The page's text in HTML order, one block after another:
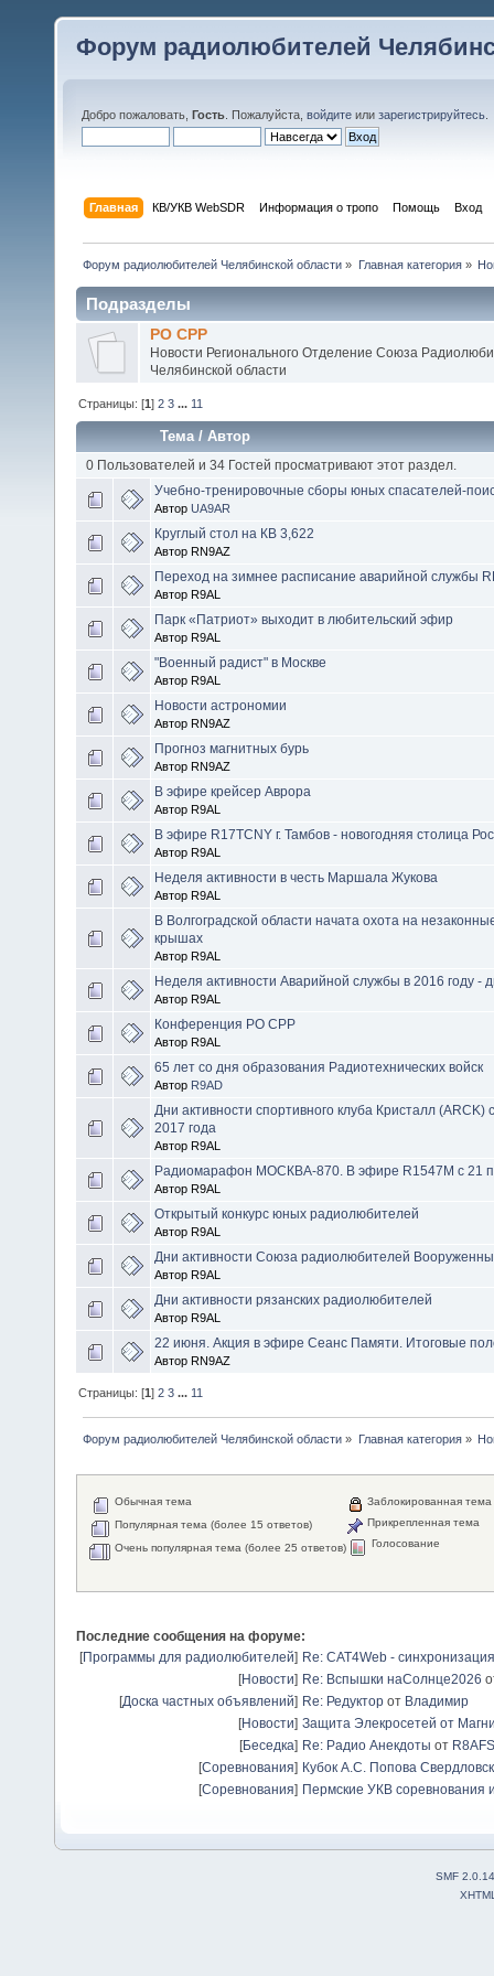
Форум радиолюбителей
Добро пожаловать, Гость . Пожалуйста, войдите или зарегистрируйтесь
Главная КВ/УКВ WebSDR Информация о тропо Помощь Вход
Форум радиолюбителей Челябинской области » Главная категория»
Подразделы
РО СРР
Новости Регионального Отделение Союза
Челябинской области
Страницы: [1]2 3 ... 11
Тема/Автор
0 Пользователей и 34 Гостей просматривают этот раздел.
Учебно-тренировочные сборы юных спасателей-
Автор UA9AR
Круглый стол на КВ 3,622
Автор RN9AZ
Переход на зимнее расписание аварийной службы
Автор R9AL
Парк «Патриот» выходит в любительский эфир
Автор R9AL
"Военный радист" в Москве
Автор R9AL
Новости астрономии
Автор RN9AZ
Прогноз магнитных бурь
Автор RN9AZ
В эфире крейсер Аврора
Автор R9AL
В эфире R17TCNY г. Тамбов - новогодняя столица
Автор R9AL
Неделя активности в честь Маршала Жукова
Автор R9AL
В Волгоградской области начата охота на
крышах
Автор R9AL
Неделя активности Аварийной службы в 2016 году -
Автор R9AL
Конференция РО СРР
Автор R9AL
65 лет со дня образования Радиотехнических войск
Автор R9AD
Дни активности спортивного клуба Кристалл (ARCK)
2017 года
Автор R9AL
Радиомарафон МОСКВА-870. В эфире R1547M с 21
Автор R9AL
Открытый конкурс юных радиолюбителей
Автор R9AL
Дни активности Союза радиолюбителей
Автор R9AL
Дни активности рязанских радиолюбителей
Автор R9AL
22 июня. Акция в эфире Сеанс Памяти. Итоговые
Автор RN9AZ
Страницы: [1]2 3 ... 11
Форум радиолюбителей Челябинской области » Главная категория»
Обычная тема
Популярная тема (более 15 ответов)
Очень популярная тема (более 25 ответов)
Заблокированная тема
Прикрепленная тема
Голосование
Последние сообщения на форуме:
[Программы для радиолюбителей] Re: CAT4Web -
[Новости] Re: Вспышки наСолнце2026
[Доска частных объявлений] Re: Редуктор от Владимир
[Новости] Защита Элекросетей от
[Беседка] Re: Радио Анекдоты от R8AFS
[Соревнования] Кубок А.С. Попова
[Соревнования] Пермские УКВ соревнования
SMF 2.0.14